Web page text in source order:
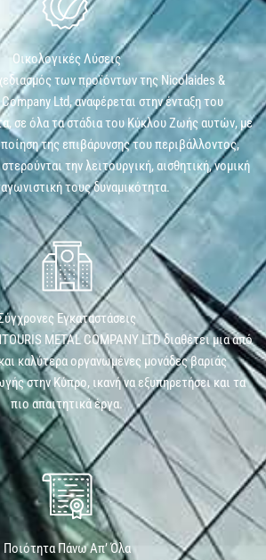
Οικολογικές Λύσεις
των προϊόντων της Nicolaides &
Ltd, αναφέρεται στην ένταξη του
σε όλα τα στάδια του Κύκλου Ζωής αυτών, με
της επιβάρυνσης του περιβάλλοντος,
την λειτουργική, αισθητική, νομική
τους δυναμικότητα.
Εγκαταστάσεις
METAL COMPANY LTD διαθέτει μια από
καλύτερα οργανωμένες μονάδες βαριάς
στην Κύπρο, ικανή να εξυπηρετήσει και τα
πιο απαιτητικά έργα.
Ποιότητα Πάνω Απ’ Όλα